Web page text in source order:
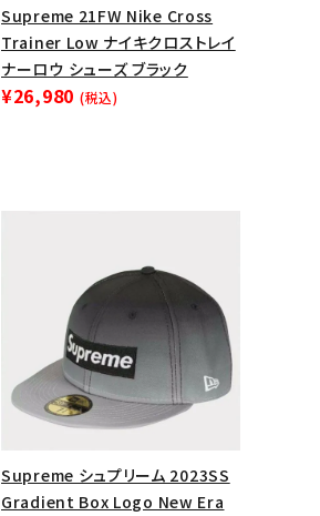
Supreme 21FW Nike Cross
Trainer Low ナイキクロストレイ
ナーロウ シューズ ブラック
¥26,980 (税込)
Supreme シュプリーム 2023SS
Gradient Box Logo New Era